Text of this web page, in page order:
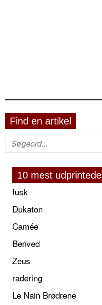
Find en artikel
10 mest udprintede
fusk
Dukaton
Camée
Benved
Zeus
radering
Le Nain Brødrene